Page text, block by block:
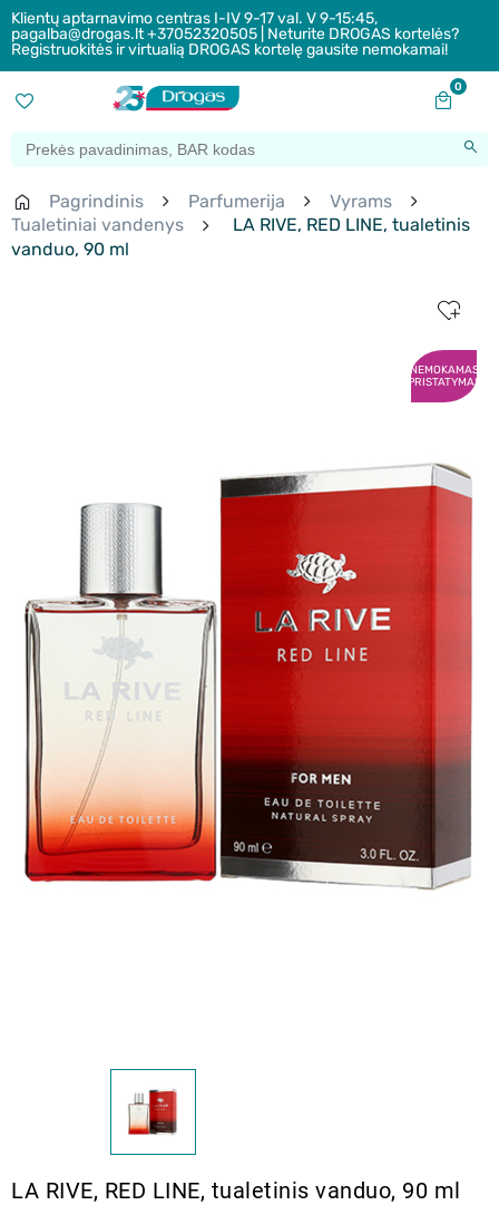
Klientų aptarnavimo centras I-IV 9-17 val. V 9-15:45,
pagalba@drogas.lt +37052320505 | Neturite DROGAS kortelės?
Registruokitės ir virtualią DROGAS kortelę gausite nemokamai!
0
Pagrindinis Parfumerija
Vyrams
Tualetiniai vandenys
LA RIVE, RED LINE, tualetinis
vanduo, 90 ml
NEMOKAMAS
PRISTATYMAS
LA RIVE, RED LINE, tualetinis vanduo, 90 ml